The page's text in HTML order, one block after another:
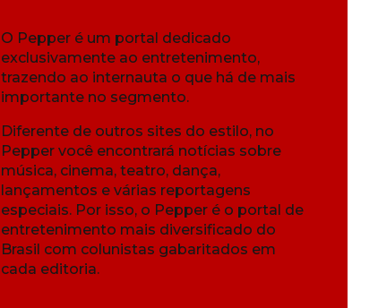
O Pepper é um portal dedicado
exclusivamente ao entretenimento,
trazendo ao internauta o que há de mais
importante no segmento.
Diferente de outros sites do estilo, no
Pepper você encontrará notícias sobre
música, cinema, teatro, dança,
lançamentos e várias reportagens
especiais. Por isso, o Pepper é o portal de
entretenimento mais diversificado do
Brasil com colunistas gabaritados em
cada editoria.